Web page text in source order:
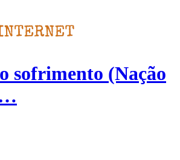
Internet
sofrimento (Nação